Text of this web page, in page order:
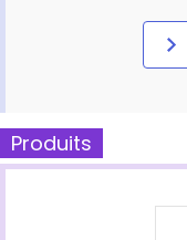
Produits